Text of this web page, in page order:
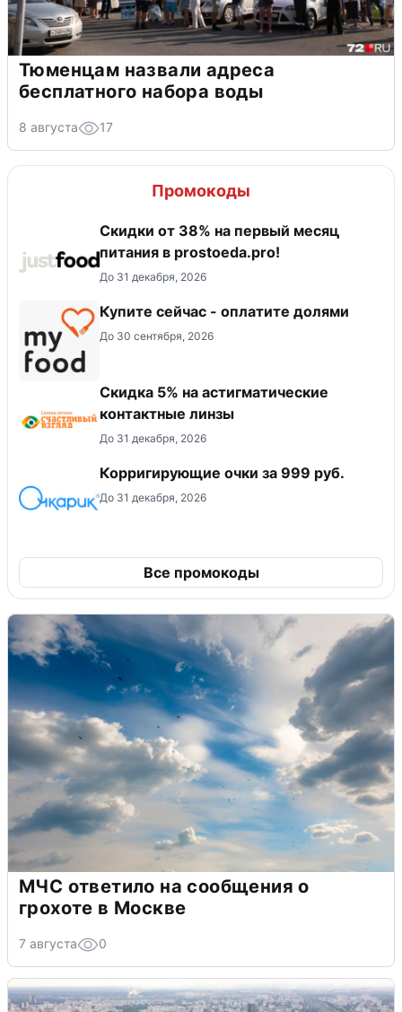
Тюменцам назвали адреса
бесплатного набора воды
8 августа 17
Промокоды
​Скидки от 38% на первый месяц
питания в prostoeda.pro!
До 31 декабря, 2026
Купите сейчас - оплатите долями
До 30 сентября, 2026
Скидка 5% на астигматические
контактные линзы
До 31 декабря, 2026
Корригирующие очки за 999 руб.
До 31 декабря, 2026
Все промокоды
МЧС ответило на сообщения о
грохоте в Москве
7 августа 0